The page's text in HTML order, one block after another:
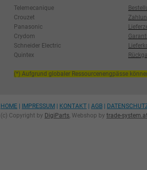
Telemecanique
Crouzet
Panasonic
Crydom
Schneider Electric
Quintex
(*) Aufgrund globaler Ressourcenengpässe
HOME IMPRESSUM KONTAKT AGB
(c) Copyright by DigiParts, Webshop by trade-